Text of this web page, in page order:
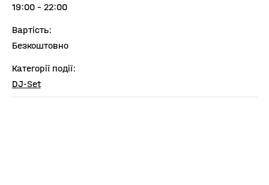
19:00 - 22:00
Вартість:
Безкоштовно
Категорії події:
DJ-Set